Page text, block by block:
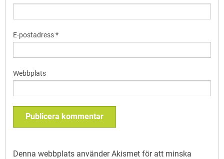
E-postadress*
Webbplats
Denna webbplats använder Akismet för att minska